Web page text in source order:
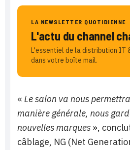
LA NEWSLETTER QUOTIDIENNE
L'actu du channel
L'essentiel de la distribution IT
dans votre boîte mail.
« Le salon va nous
manière générale, nous
nouvelles marques »,
câblage, NG (Net